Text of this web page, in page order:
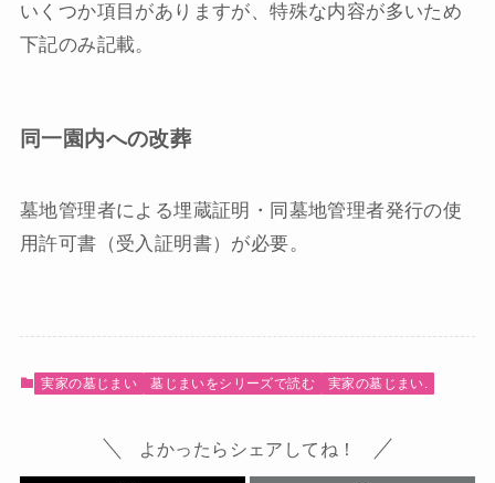
いくつか項目がありますが、特殊な内容が多いため
下記のみ記載。
同一園内への改葬
墓地管理者による埋蔵証明・同墓地管理者発行の使
用許可書（受入証明書）が必要。
実家の墓じまい 墓じまいをシリーズで読む 実家の墓じまい.
よかったらシェアしてね！